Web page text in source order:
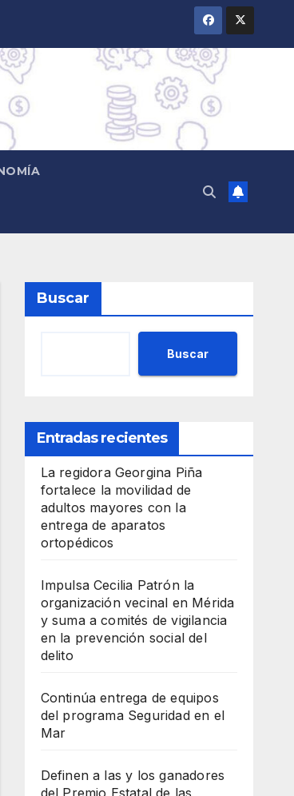
Buscar
Buscar
Entradas recientes
La regidora Georgina Piña
fortalece la movilidad de
adultos mayores con la
entrega de aparatos
ortopédicos
Impulsa Cecilia Patrón la
organización vecinal en Mérida
y suma a comités de vigilancia
en la prevención social del
delito
Continúa entrega de equipos
del programa Seguridad en el
Mar
Definen a las y los ganadores